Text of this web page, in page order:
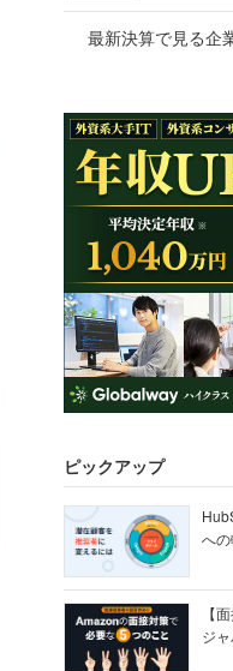
最新決算で見る企
ピックアップ
へ
【
ジ